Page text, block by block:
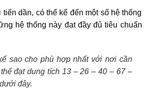
dần, có thể kể đến một số hệ thống
hệ thống này đạt đầy đủ tiêu chuẩn
sao cho phù hợp nhất với nơi cần
đạt dung tích 13 – 26 – 40 – 67 –
đây.